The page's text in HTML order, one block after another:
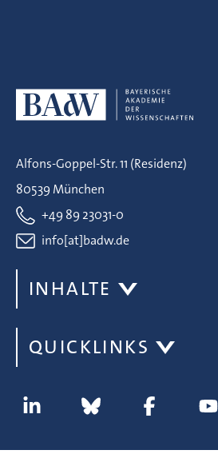
Alfons-Goppel-Str. 11 (Residenz)
80539 München
+49 89 23031-0
info[at]badw.de
INHALTE
QUICKLINKS